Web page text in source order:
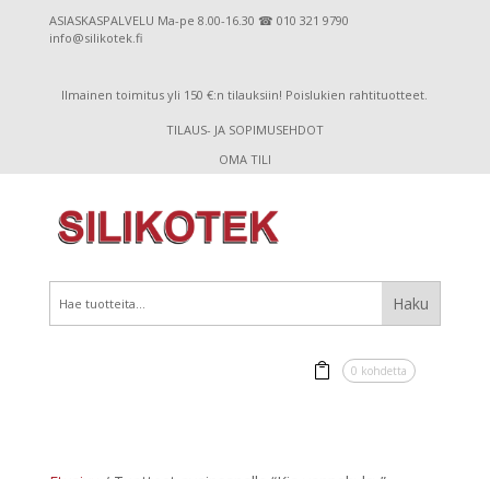
ASIASKASPALVELU Ma-pe 8.00-16.30 ☎ 010 321 9790
info@silikotek.fi
Ilmainen toimitus yli 150 €:n tilauksiin! Poislukien rahtituotteet.
TILAUS- JA SOPIMUSEHDOT
OMA TILI
0 kohdetta